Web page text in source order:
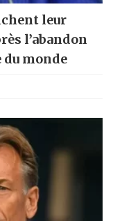
leur
l’abandon
du monde